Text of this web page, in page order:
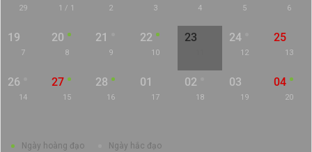
29 1 / 1 2 3 4 5 6
19
7
20
8
21
9
22
10
23 24
12
25
13
26
14
27
15
28
16
01
17
02
18
03
19
04
20
Ngày hoàng đạo Ngày hắc đạo